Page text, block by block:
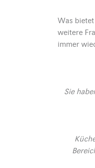
Was
weitere
immer
Sie